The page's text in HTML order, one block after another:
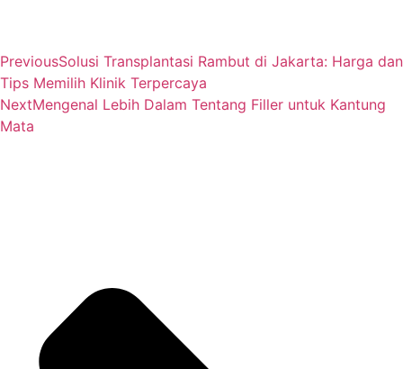
PreviousSolusi Transplantasi Rambut di Jakarta: Harga dan
Tips Memilih Klinik Terpercaya
NextMengenal Lebih Dalam Tentang Filler untuk Kantung
Mata